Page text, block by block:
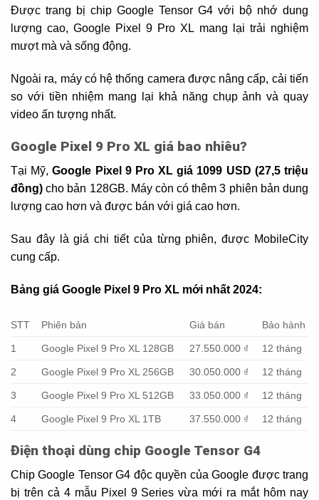
Được trang bị chip Google Tensor G4 với bộ nhớ dung
lượng cao, Google Pixel 9 Pro XL mang lại trải nghiệm
mượt mà và sống động.
Ngoài ra, máy có hệ thống camera được nâng cấp, cải tiến
so với tiền nhiệm mang lại khả năng chụp ảnh và quay
video ấn tượng nhất.
Google Pixel 9 Pro XL giá bao nhiêu?
Tại Mỹ,Google Pixel 9 Pro XL giá 1099 USD (27,5 triệu
đồng) cho bản 128GB. Máy còn có thêm 3 phiên bản dung
lượng cao hơn và được bán với giá cao hơn.
Sau đây là giá chi tiết của từng phiên, được MobileCity
cung cấp.
Bảng giá Google Pixel 9 Pro XL mới nhất 2024:
STT Phiên bản Giá bán Bảo hành
1 Google Pixel 9 Pro XL 128GB 27.550.000 ₫ 12 tháng
2 Google Pixel 9 Pro XL 256GB 30.050.000 ₫ 12 tháng
3 Google Pixel 9 Pro XL 512GB 33.050.000 ₫ 12 tháng
4 Google Pixel 9 Pro XL 1TB 37.550.000 ₫ 12 tháng
Điện thoại dùng chip Google Tensor G4
Chip Google Tensor G4 độc quyền của Google được trang
bị trên cả 4 mẫu Pixel 9 Series vừa mới ra mắt hôm nay